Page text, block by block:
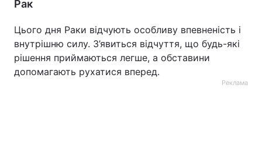
Рак
Цього дня Раки відчують особливу впевненість і
внутрішню силу. З’явиться відчуття, що будь-які
рішення приймаються легше, а обставини
допомагають рухатися вперед.
Реклама